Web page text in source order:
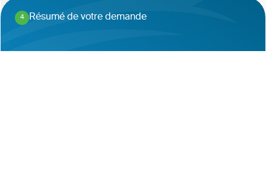
4
. Résumé de votre demande